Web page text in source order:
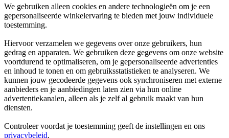
We gebruiken alleen cookies en andere technologieën om je een
gepersonaliseerde winkelervaring te bieden met jouw individuele
toestemming.
Hiervoor verzamelen we gegevens over onze gebruikers, hun
gedrag en apparaten. We gebruiken deze gegevens om onze website
voortdurend te optimaliseren, om je gepersonaliseerde advertenties
en inhoud te tonen en om gebruiksstatistieken te analyseren. We
kunnen jouw gecodeerde gegevens ook synchroniseren met externe
aanbieders en je aanbiedingen laten zien via hun online
advertentiekanalen, alleen als je zelf al gebruik maakt van hun
diensten.
Controleer voordat je toestemming geeft de instellingen en ons
privacybeleid.